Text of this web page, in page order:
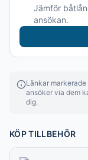
Jämför
ansökan.
Länkar
ansöker via dem
dig.
KÖP TILLBEHÖR